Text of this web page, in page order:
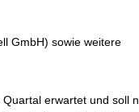
GmbH) sowie weitere
erwartet und soll